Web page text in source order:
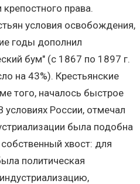
права.
условия освобождения,
годы дополнил
бум" (с 1867 по 1897 г.
на 43%). Крестьянские
того, началось быстрое
России, отмечал
была подобна
хвост: для
политическая